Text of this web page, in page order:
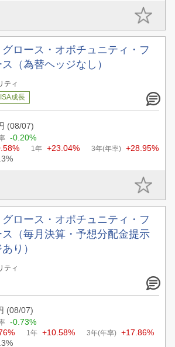
ロース・オポチュニティ・フ
（為替ヘッジなし）
ティ
(08/07)
-0.20%
1年 +23.04% 3年(年率) +28.95%
ロース・オポチュニティ・フ
（毎月決算・予想分配金提示
り）
ティ
(08/07)
-0.73%
1年 +10.58% 3年(年率) +17.86%